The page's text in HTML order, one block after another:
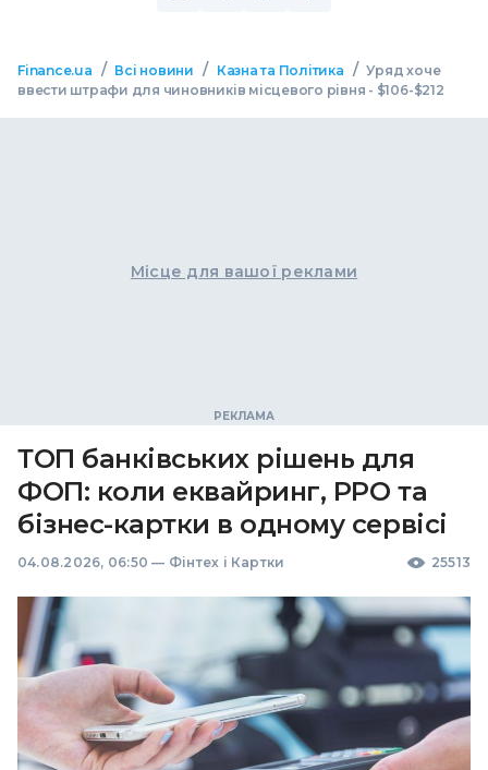
Finance.ua / Всі новини / Казна та Політика / Уряд хоче
ввести штрафи для чиновників місцевого рівня - $106-$212
Місце для вашої реклами
ТОП банківських рішень для
ФОП: коли еквайринг, РРО та
бізнес-картки в одному сервісі
04.08.2026, 06:50 — Фінтех і Картки 25513